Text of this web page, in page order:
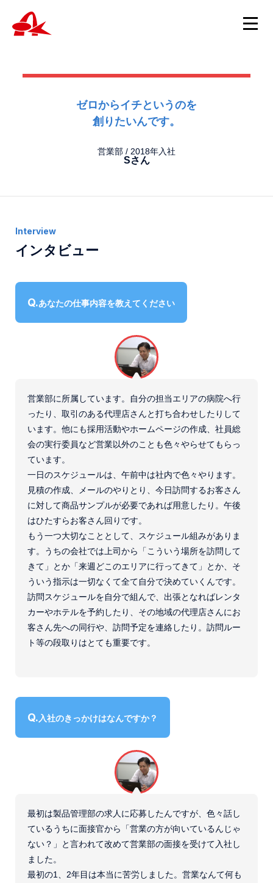
新製品
包埋カセット
微生物検査用器材
コップ
採用情報
採用TOP
〒194-0022 東京都町田市森野1-27-14
FAX：042-728-0163
© ASIAKIZAI Inc. All Rights Reserved.
ゼロからイチというのを
創りたいんです。
営業部 / 2018年入社
Sさん
インタビュー
あなたの仕事内容を教えてください
営業部に所属しています。自分の担当エリアの病院へ行
ったり、取引のある代理店さんと打ち合わせしたりして
います。他にも採用活動やホームページの作成、社員総
会の実行委員など営業以外のことも色々やらせてもらっ
ています。
一日のスケジュールは、午前中は社内で色々やります。
見積の作成、メールのやりとり、今日訪問するお客さん
に対して商品サンプルが必要であれば用意したり。午後
はひたすらお客さん回りです。
もう一つ大切なこととして、スケジュール組みがありま
す。うちの会社では上司から「こういう場所を訪問して
きて」とか「来週どこのエリアに行ってきて」とか、そ
ういう指示は一切なくて全て自分で決めていくんです。
訪問スケジュールを自分で組んで、出張となればレンタ
カーやホテルを予約したり、その地域の代理店さんにお
客さん先への同行や、訪問予定を連絡したり。訪問ルー
ト等の段取りはとても重要です。
入社のきっかけはなんですか？
最初は製品管理部の求人に応募したんですが、色々話し
ているうちに面接官から「営業の方が向いているんじゃ
ない？」と言われて改めて営業部の面接を受けて入社し
ました。
最初の1、2年目は本当に苦労しました。営業なんて何も